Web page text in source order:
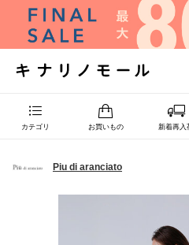
カテゴリ お買いもの 新着再入
Piu di aranciato